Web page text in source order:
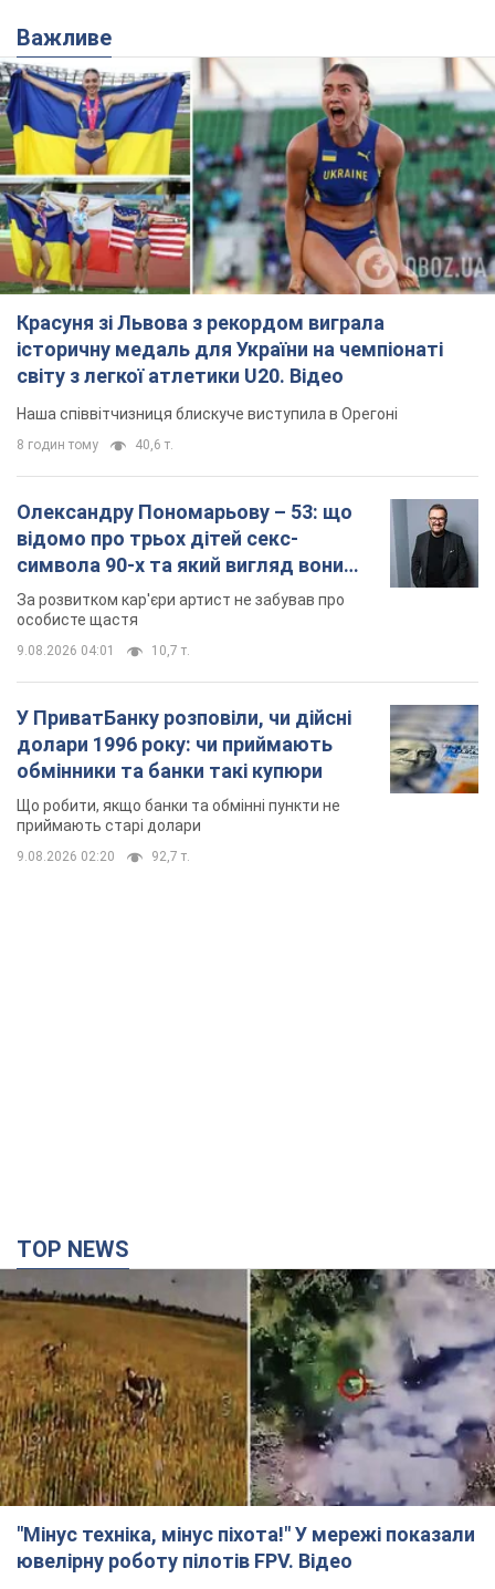
Важливе
Красуня зі Львова з рекордом виграла
історичну медаль для України на чемпіонаті
світу з легкої атлетики U20. Відео
Наша співвітчизниця блискуче виступила в Орегоні
8 годин тому 40,6 т.
Олександру Пономарьову – 53: що
відомо про трьох дітей секс-
символа 90-х та який вигляд вони
мають
За розвитком кар'єри артист не забував про
особисте щастя
9.08.2026 04:01 10,7 т.
У ПриватБанку розповіли, чи дійсні
долари 1996 року: чи приймають
обмінники та банки такі купюри
Що робити, якщо банки та обмінні пункти не
приймають старі долари
9.08.2026 02:20 92,7 т.
TOP NEWS
"Мінус техніка, мінус піхота!" У мережі показали
ювелірну роботу пілотів FPV. Відео